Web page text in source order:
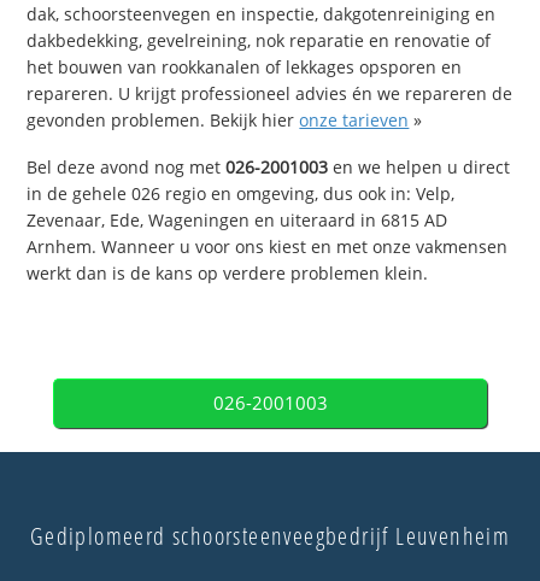
dak, schoorsteenvegen en inspectie, dakgotenreiniging en
dakbedekking, gevelreining, nok reparatie en renovatie of
het bouwen van rookkanalen of lekkages opsporen en
repareren. U krijgt professioneel advies én we repareren de
gevonden problemen. Bekijk hieronze tarieven »
Bel deze avond nog met026-2001003 en we helpen u direct
in de gehele 026 regio en omgeving, dus ook in: Velp,
Zevenaar, Ede, Wageningen en uiteraard in 6815 AD
Arnhem. Wanneer u voor ons kiest en met onze vakmensen
werkt dan is de kans op verdere problemen klein.
026-2001003
Gediplomeerd schoorsteenveegbedrijf Leuvenheim